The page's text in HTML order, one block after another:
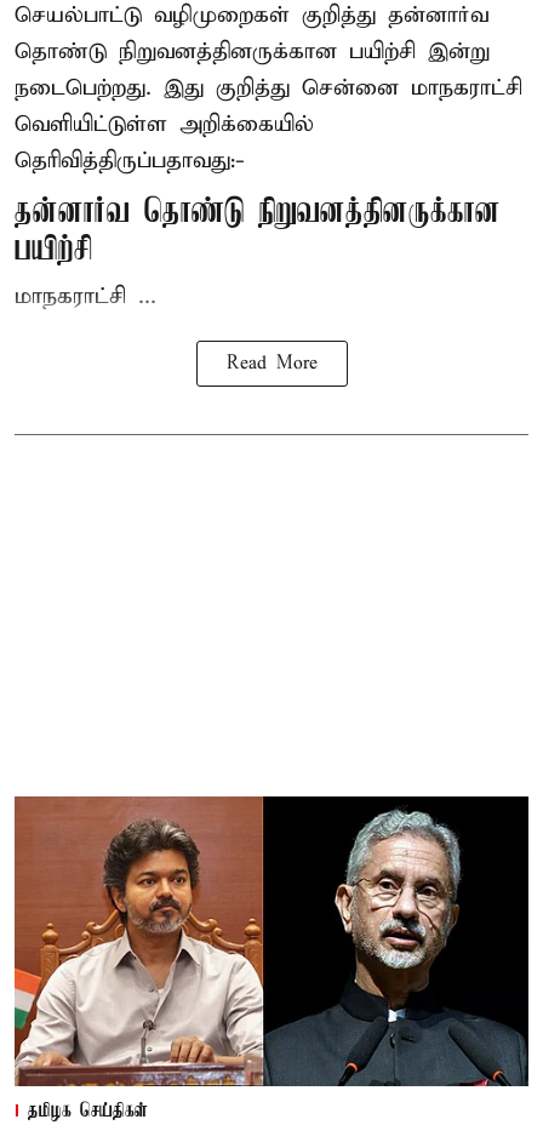
செயல்பாட்டு வழிமுறைகள் குறித்து தன்னார்வ
தொண்டு நிறுவனத்தினருக்கான பயிற்சி இன்று
நடைபெற்றது. இது குறித்து சென்னை மாநகராட்சி
வெளியிட்டுள்ள அறிக்கையில்
தெரிவித்திருப்பதாவது:-
தன்னார்வ தொண்டு நிறுவனத்தினருக்கான
பயிற்சி
மாநகராட்சி ...
Read More
தமிழக செய்திகள்